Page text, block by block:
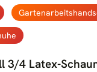
3/4 Latex-